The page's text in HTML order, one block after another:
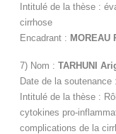
Intitulé de la thèse :
cirrhose
Encadrant : MOREAU
7) Nom : TARHUNI
Date de la
Intitulé de la thèse :
cytokines pro-
complications de la